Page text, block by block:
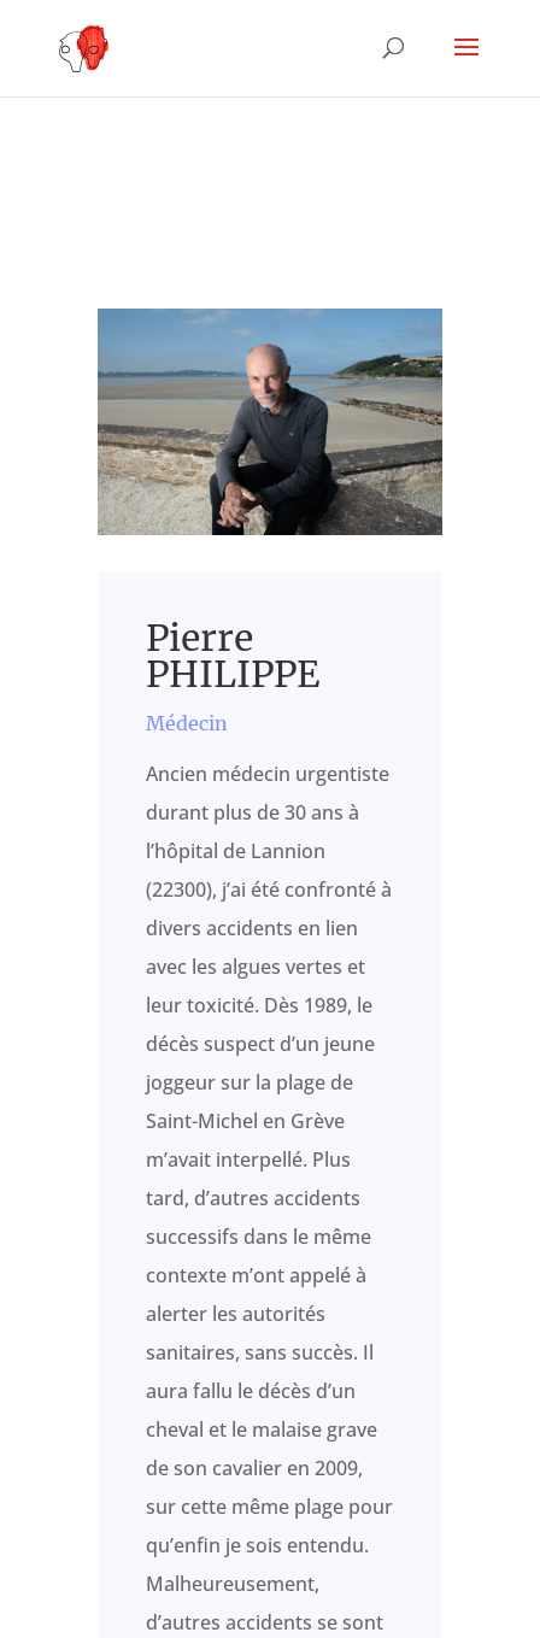
Pierre
PHILIPPE
Médecin
Ancien médecin urgentiste
durant plus de 30 ans à
l’hôpital de Lannion
(22300), j’ai été confronté à
divers accidents en lien
avec les algues vertes et
leur toxicité. Dès 1989, le
décès suspect d’un jeune
joggeur sur la plage de
Saint-Michel en Grève
m’avait interpellé. Plus
tard, d’autres accidents
successifs dans le même
contexte m’ont appelé à
alerter les autorités
sanitaires, sans succès. Il
aura fallu le décès d’un
cheval et le malaise grave
de son cavalier en 2009,
sur cette même plage pour
qu’enfin je sois entendu.
Malheureusement,
d’autres accidents se sont